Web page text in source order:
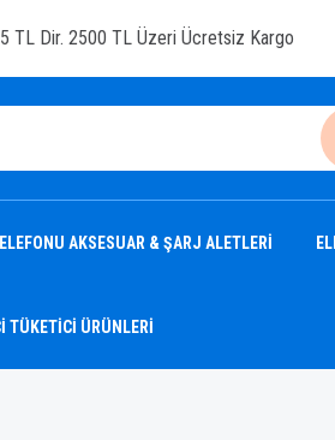
TL Dir. 2500 TL Üzeri Ücretsiz Kargo
AKSESUAR & ŞARJ ALETLERİ
TÜKETİCİ ÜRÜNLERİ